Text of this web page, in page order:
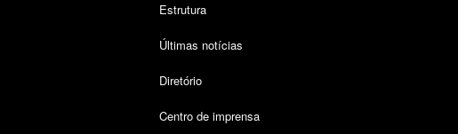
Estrutura
Últimas notícias
Diretório
Centro de imprensa